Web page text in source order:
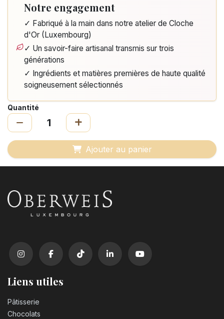
Notre engagement
✓ Fabriqué à la main dans notre atelier de Cloche
d'Or (Luxembourg)
✓ Un savoir-faire artisanal transmis sur trois
générations
✓ Ingrédients et matières premières de haute qualité
soigneusement sélectionnés
Quantité
Ajouter au panier
Liens utiles
Pâtisserie
Chocolats